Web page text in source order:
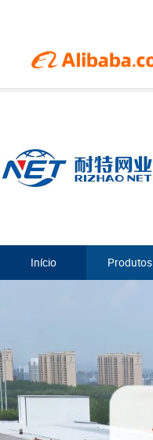
Início Produtos